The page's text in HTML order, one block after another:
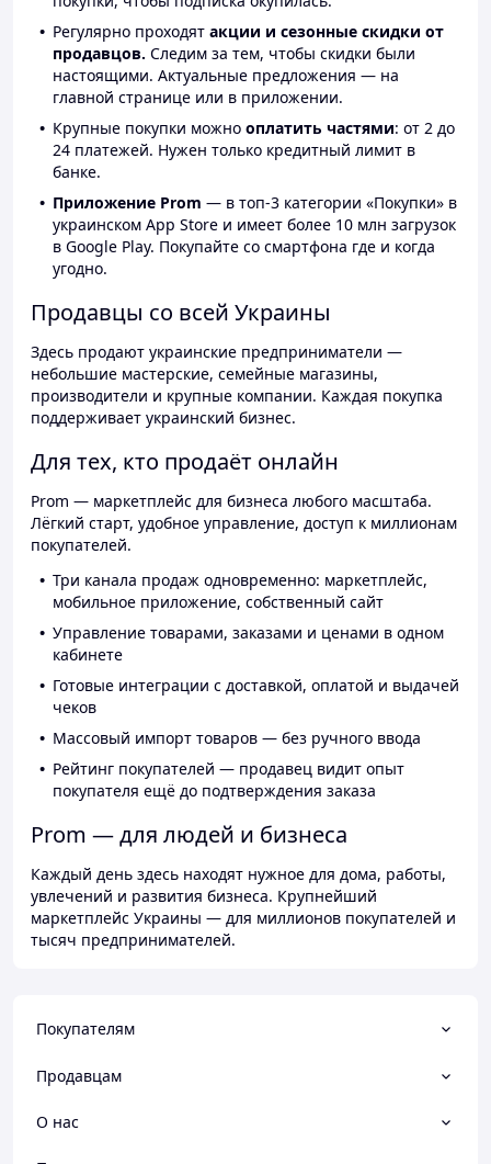
Регулярно проходят акции и сезонные скидки от
продавцов. Следим за тем, чтобы скидки были
настоящими. Актуальные предложения — на
главной странице или в приложении.
Крупные покупки можно оплатить частями: от 2 до
24 платежей. Нужен только кредитный лимит в
банке.
Приложение Prom — в топ-3 категории «Покупки» в
украинском App Store и имеет более 10 млн загрузок
в Google Play. Покупайте со смартфона где и когда
угодно.
Продавцы со всей Украины
Здесь продают украинские предприниматели —
небольшие мастерские, семейные магазины,
производители и крупные компании. Каждая покупка
поддерживает украинский бизнес.
Для тех, кто продаёт онлайн
Prom — маркетплейс для бизнеса любого масштаба.
Лёгкий старт, удобное управление, доступ к миллионам
покупателей.
Три канала продаж одновременно: маркетплейс,
мобильное приложение, собственный сайт
Управление товарами, заказами и ценами в одном
кабинете
Готовые интеграции с доставкой, оплатой и выдачей
чеков
Массовый импорт товаров — без ручного ввода
Рейтинг покупателей — продавец видит опыт
покупателя ещё до подтверждения заказа
Prom — для людей и бизнеса
Каждый день здесь находят нужное для дома, работы,
увлечений и развития бизнеса. Крупнейший
маркетплейс Украины — для миллионов покупателей и
тысяч предпринимателей.
Покупателям
Продавцам
О нас